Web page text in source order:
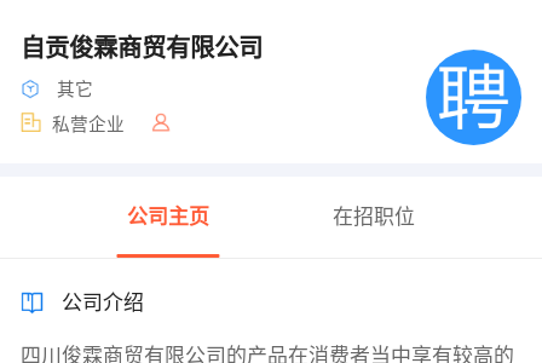
自贡俊霖商贸有限公司
其它
私营企业
公司主页 在招职位
公司介绍
四川俊霖商贸有限公司的产品在消费者当中享有较高的